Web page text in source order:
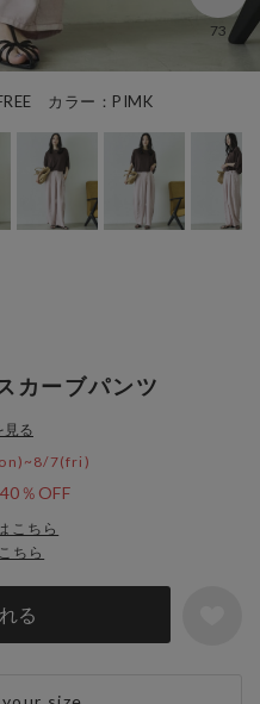
カラー：PIMK
73
カーブパンツ
見る
7(fri)
40％OFF
こちら
る
ちら